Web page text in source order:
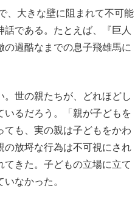
、大きな壁に阻まれて不可能
である。たとえば、『巨人
過酷なまでの息子飛雄馬に
世の親たちが、どれほどし
るだろう。「親が子どもを
も、実の親は子どもをかわ
の放埒な行為は不可視にされ
きた。子どもの立場に立て
なかった。